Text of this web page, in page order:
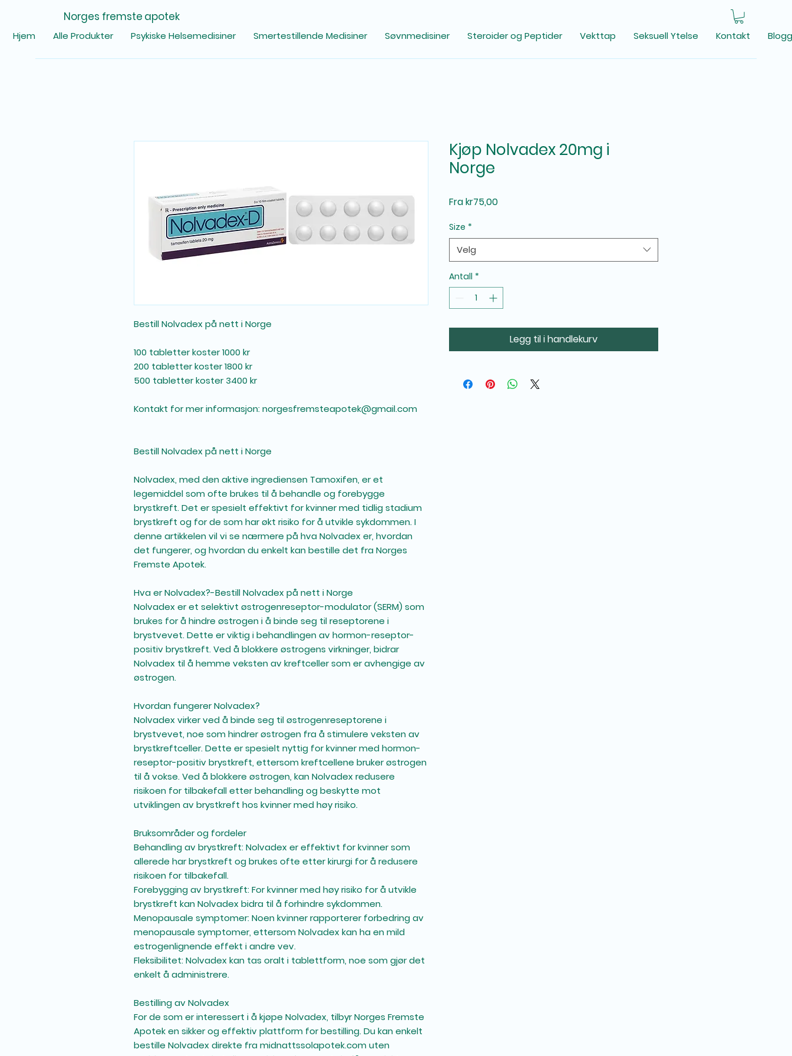
Norges fremste apotek
Hjem Alle Produkter Psykiske Helsemedisiner Smertestillende Medisiner Søvnmedisiner Steroider og Peptider Vekttap Seksuell Ytelse Kontakt
Bestill Nolvadex på nett i Norge
100 tabletter koster 1000 kr
200 tabletter koster 1800 kr
500 tabletter koster 3400 kr
Kontakt for mer informasjon:norgesfremsteapotek@gmail.com
Bestill Nolvadex på nett i Norge
Nolvadex, med den aktive ingrediensen Tamoxifen, er et
legemiddel som ofte brukes til å behandle og forebygge
brystkreft. Det er spesielt effektivt for kvinner med tidlig stadium
brystkreft og for de som har økt risiko for å utvikle sykdommen. I
denne artikkelen vil vi se nærmere på hva Nolvadex er, hvordan
det fungerer, og hvordan du enkelt kan bestille det fra Norges
Fremste Apotek.
Hva er Nolvadex?-Bestill Nolvadex på nett i Norge
Nolvadex er et selektivt østrogenreseptor-modulator (SERM) som
brukes for å hindre østrogen i å binde seg til reseptorene i
brystvevet. Dette er viktig i behandlingen av hormon-reseptor-
positiv brystkreft. Ved å blokkere østrogens virkninger, bidrar
Nolvadex til å hemme veksten av kreftceller som er avhengige av
østrogen.
Hvordan fungerer Nolvadex?
Nolvadex virker ved å binde seg til østrogenreseptorene i
brystvevet, noe som hindrer østrogen fra å stimulere veksten av
brystkreftceller. Dette er spesielt nyttig for kvinner med hormon-
reseptor-positiv brystkreft, ettersom kreftcellene bruker østrogen
til å vokse. Ved å blokkere østrogen, kan Nolvadex redusere
risikoen for tilbakefall etter behandling og beskytte mot
utviklingen av brystkreft hos kvinner med høy risiko.
Bruksområder og fordeler
Behandling av brystkreft: Nolvadex er effektivt for kvinner som
allerede har brystkreft og brukes ofte etter kirurgi for å redusere
risikoen for tilbakefall.
Forebygging av brystkreft: For kvinner med høy risiko for å utvikle
brystkreft kan Nolvadex bidra til å forhindre sykdommen.
Menopausale symptomer: Noen kvinner rapporterer forbedring av
menopausale symptomer, ettersom Nolvadex kan ha en mild
estrogenlignende effekt i andre vev.
Fleksibilitet: Nolvadex kan tas oralt i tablettform, noe som gjør det
enkelt å administrere.
Bestilling av Nolvadex
For de som er interessert i å kjøpe Nolvadex, tilbyr Norges Fremste
Apotek en sikker og effektiv plattform for bestilling. Du kan enkelt
bestille Nolvadex direkte fra midnattssolapotek.com uten
Kjøp Nolvadex 20mg i
Norge
Frakr75,00Salgspris
Size *
Velg
Antall *
Legg til i handlekurv